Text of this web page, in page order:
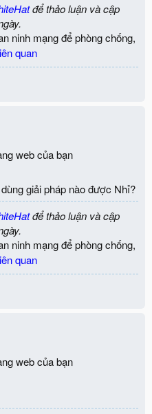
để thảo luận và cập
ninh mạng để phòng chống,
quan
web của bạn
giải pháp nào được Nhỉ?
để thảo luận và cập
ninh mạng để phòng chống,
quan
web của bạn